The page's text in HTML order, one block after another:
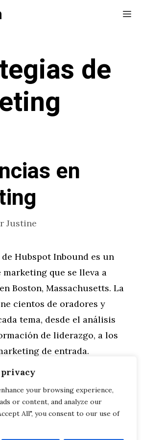
privacy
your browsing experience,
or content, and analyze our
All", you consent to our use of
de
en
Justine
Hubspot Inbound es un
marketing que se lleva a
Boston, Massachusetts. La
cientos de oradores y
tema, desde el análisis
de liderazgo, a los
de entrada.
un nuevo producto …